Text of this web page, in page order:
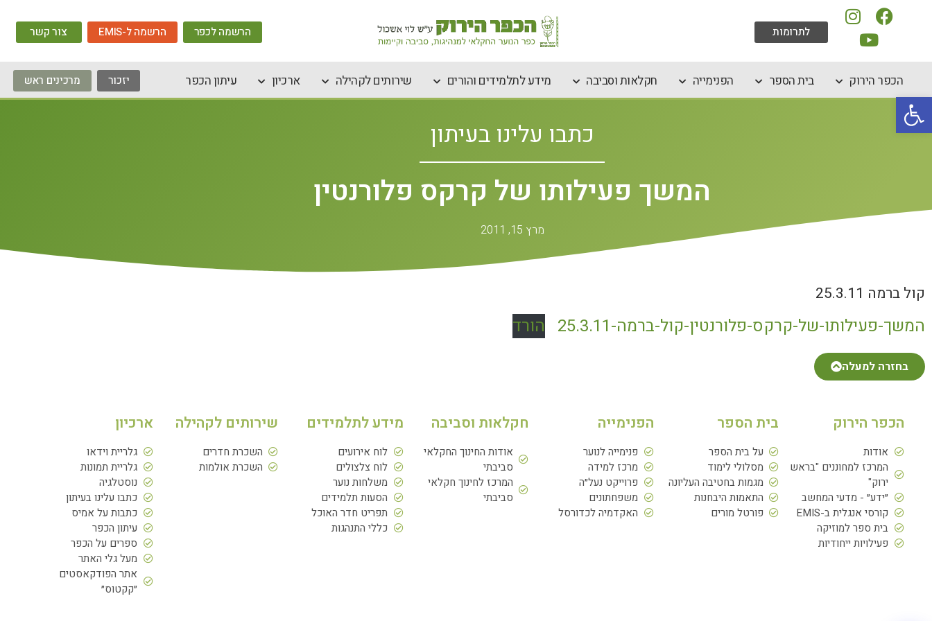
פתח סרגל נגישות
לתרומות הרשמה לכפר הרשמה ל-EMIS צור קשר
הכפר הירוק בית הספר הפנימייה חקלאות וסביבה מידע לתלמידים והורים שירותים לקהילה ארכיון עיתון הכפר יזכור מרכינים ראש
כתבו עלינו בעיתון
המשך פעילותו של קרקס פלורנטין
מרץ 15, 2011
קול ברמה 25.3.11
המשך-פעילותו-של-קרקס-פלורנטין-קול-ברמה-25.3.11 הורד
בחזרה למעלה
הכפר הירוק
אודות
המרכז למחוננים "בראש
ירוק"
״ידע״ - מדעי המחשב
קורסי אנגלית ב-EMIS
בית ספר למוזיקה
פעילויות ייחודיות
בית הספר
על בית הספר
מסלולי לימוד
מגמות בחטיבה העליונה
התאמות היבחנות
פורטל מורים
הפנימייה
פנימייה לנוער
מרכז למידה
פרוייקט נעל״ה
משפחתונים
האקדמיה לכדורסל
חקלאות וסביבה
אודות החינוך החקלאי
סביבתי
המרכז לחינוך חקלאי
סביבתי
מידע לתלמידים
לוח אירועים
לוח צלצולים
משלחות נוער
הסעות תלמידים
תפריט חדר האוכל
כללי התנהגות
שירותים לקהילה
השכרת חדרים
השכרת אולמות
ארכיון
גלריית וידאו
גלריית תמונות
נוסטלגיה
כתבו עלינו בעיתון
כתבות על אמיס
עיתון הכפר
ספרים על הכפר
מעל גלי האתר
אתר הפודקאסטים
״קקטוס״